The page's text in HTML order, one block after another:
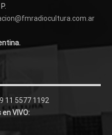
11 5577 1192
VIVO: